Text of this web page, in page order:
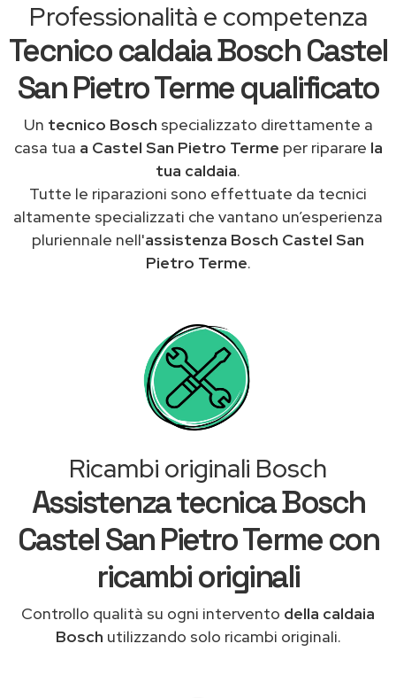
Professionalità e competenza
Tecnico caldaia Bosch Castel
San Pietro Terme qualificato
Un tecnico Bosch specializzato direttamente a
casa tua a Castel San Pietro Terme per riparare la
tua caldaia.
Tutte le riparazioni sono effettuate da tecnici
altamente specializzati che vantano un’esperienza
pluriennale nell'assistenza Bosch Castel San
Pietro Terme.
Ricambi originali Bosch
Assistenza tecnica Bosch
Castel San Pietro Terme con
ricambi originali
Controllo qualità su ogni intervento della caldaia
Bosch utilizzando solo ricambi originali.